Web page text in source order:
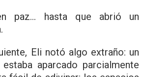
paz… hasta que abrió un
Eli notó algo extraño: un
aparcado parcialmente